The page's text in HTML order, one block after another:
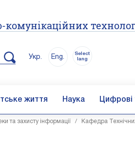
Укр. Eng.
Select
lang
життя Наука Цифрові
та захисту інформації / Кафедра